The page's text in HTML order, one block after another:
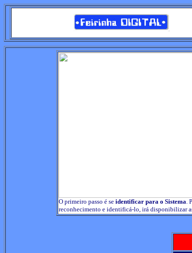
O primeiro passo é se identificar para o Sistema.
reconhecimento e identificá-lo, irá disponibilizar